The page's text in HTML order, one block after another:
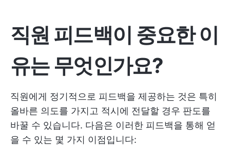
직원 피드백이 중요한 이
유는 무엇인가요?
직원에게 정기적으로 피드백을 제공하는 것은 특히
올바른 의도를 가지고 적시에 전달할 경우 판도를
바꿀 수 있습니다. 다음은 이러한 피드백을 통해 얻
을 수 있는 몇 가지 이점입니다: